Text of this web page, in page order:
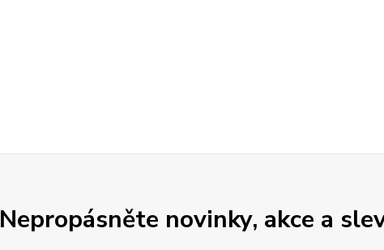
Nepropásněte novinky, akce a